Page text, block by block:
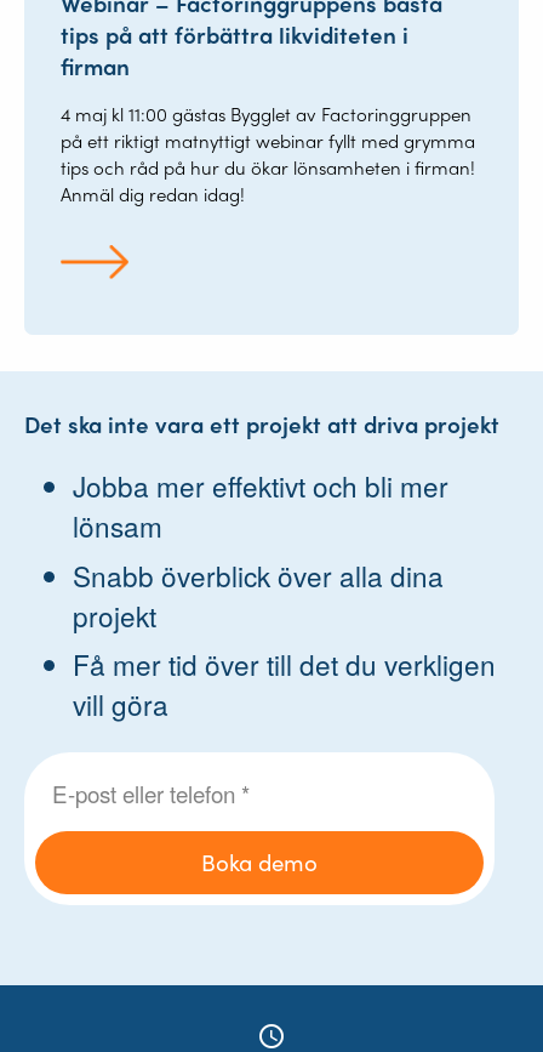
tips på att förbättra likviditeten i
firman
4 maj kl 11:00 gästas Bygglet av Factoringgruppen
på ett riktigt matnyttigt webinar fyllt med grymma
tips och råd på hur du ökar lönsamheten i firman!
Anmäl dig redan idag!
Det ska inte vara ett projekt att driva projekt
Jobba mer effektivt och bli mer
lönsam
Snabb överblick över alla dina
projekt
Få mer tid över till det du verkligen
vill göra
access_time